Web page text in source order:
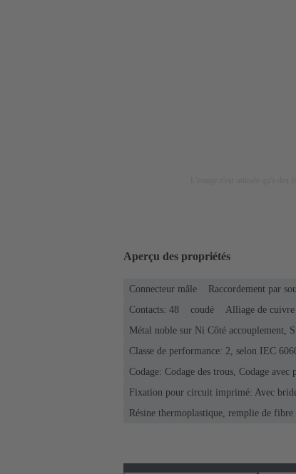
Aperçu des propriétés
Connecteur mâle Raccordement par
Contacts: 48
coudé
Alliage de cuivre
Métal noble sur Ni Côté accouplement,
Classe de performance: 2, selon IEC
Codage: Codage des trous, Codage avec
Fixation pour circuit imprimé: Avec
Résine thermoplastique, remplie de fibre